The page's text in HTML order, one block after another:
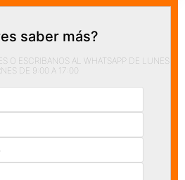
saber más?
O ESCRIBANOS AL WHATSAPP DE LUNES
DE 9:00 A 17:00